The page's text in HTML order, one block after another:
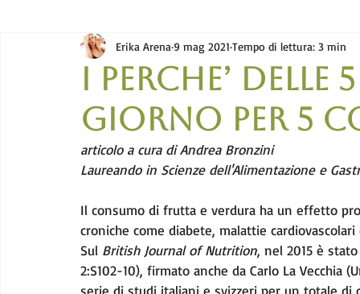
Racconti di...Gastronomia!
I PERCHE’
GIORNO PER 5
Erika Arena 9 mag 2021 Tempo di lettura: 3 min
articolo a cura di Andrea Bronzini
Laureando in Scienze dell'Alimentazione e
Il consumo di frutta e verdura ha un effetto
croniche come diabete, malattie
Sul British Journal of Nutrition, nel 2015 è
2:S102-10), firmato anche da Carlo La Vecchia
serie di studi italiani e svizzeri per un totale di